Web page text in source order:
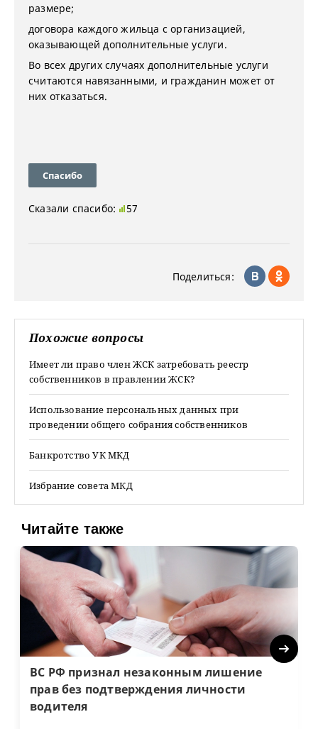
размере;
договора каждого жильца с организацией,
оказывающей дополнительные услуги.
Во всех других случаях дополнительные услуги
считаются навязанными, и гражданин может от
них отказаться.
Спасибо
Сказали спасибо: 57
Поделиться:
Похожие вопросы
Имеет ли право член ЖСК затребовать реестр
собственников в правлении ЖСК?
Использование персональных данных при
проведении общего собрания собственников
Банкротство УК МКД
Избрание совета МКД
Читайте также
ВС РФ признал незаконным лишение
прав без подтверждения личности
водителя
Next